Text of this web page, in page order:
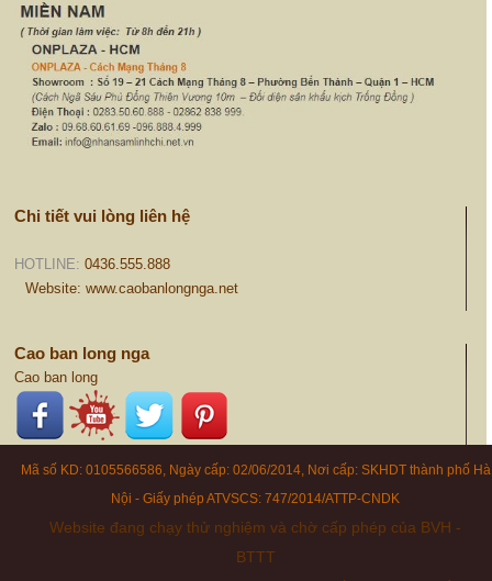
Chi tiết vui lòng liên hệ
HOTLINE: 0436.555.888
Website: www.caobanlongnga.net
Cao ban long nga
Cao ban long
Mã số KD: 0105566586, Ngày cấp: 02/06/2014, Nơi cấp: SKHDT thành phố Hà
Nội - Giấy phép ATVSCS: 747/2014/ATTP-CNDK
Website đang chạy thử nghiệm và chờ cấp phép của BVH -
BTTT